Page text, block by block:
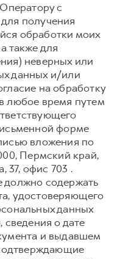
с
получения
обработки моих
также для
неверных или
данных и/или
на обработку
любое время путем
форме
вложения по
Пермский край,
37, офис 703 .
должно содержать
удостоверяющего
данных
сведения о дате
и выдавшем